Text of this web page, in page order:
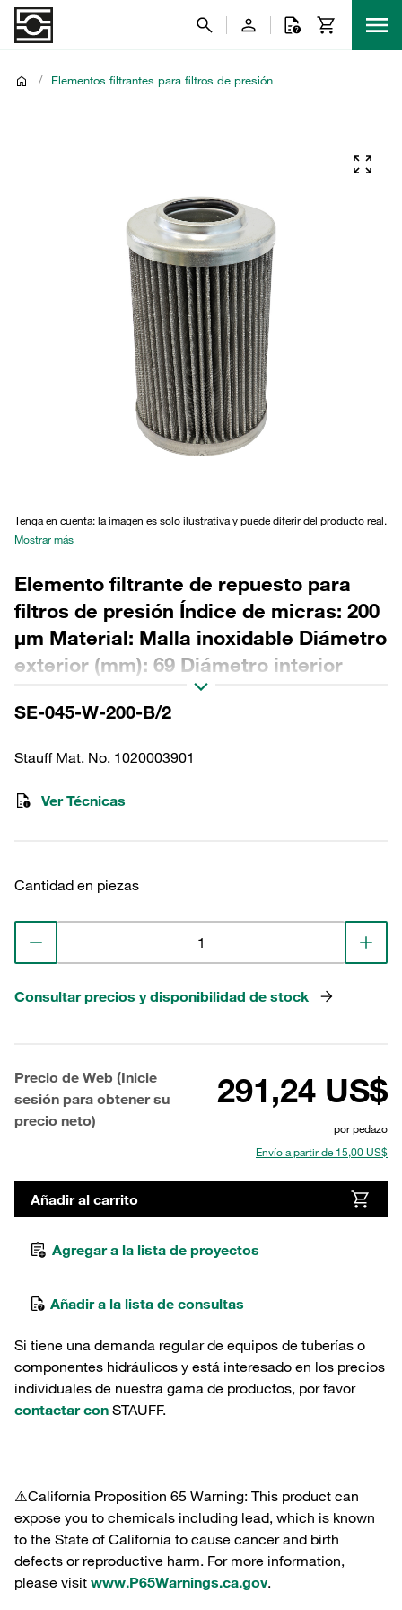
/ Elementos filtrantes para filtros de presión
Tenga en cuenta: la imagen es solo ilustrativa y puede diferir del producto real.
Mostrar más
Elemento filtrante de repuesto para
filtros de presión Índice de micras: 200
µm Material: Malla inoxidable Diámetro
exterior (mm): 69 Diámetro interior
(mm): 34,2 Longitud (mm): 116 Sellado:
NBR, relación β >2
SE-045-W-200-B/2
Stauff Mat. No. 1020003901
Ver Técnicas
Cantidad en piezas
Consultar precios y disponibilidad de stock
Precio de Web (Inicie
sesión para obtener su
precio neto)
291,24 US$
por pedazo
Envío a partir de 15,00 US$
Añadir al carrito
Agregar a la lista de proyectos
Añadir a la lista de consultas
Si tiene una demanda regular de equipos de tuberías o
componentes hidráulicos y está interesado en los precios
individuales de nuestra gama de productos, por favor
contactar con STAUFF.
⚠️California Proposition 65 Warning: This product can
expose you to chemicals including lead, which is known
to the State of California to cause cancer and birth
defects or reproductive harm. For more information,
please visit www.P65Warnings.ca.gov.